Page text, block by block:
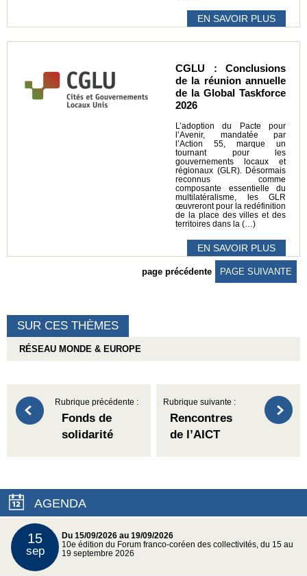
EN SAVOIR PLUS
CGLU : Conclusions
de la réunion annuelle
de la Global Taskforce
2026
L’adoption du Pacte pour
l’Avenir, mandatée par
l’Action 55, marque un
tournant pour les
gouvernements locaux et
régionaux (GLR). Désormais
reconnus comme
composante essentielle du
multilatéralisme, les GLR
œuvreront pour la redéfinition
de la place des villes et des
territoires dans la (…)
EN SAVOIR PLUS
page précédente PAGE SUIVANTE
SUR CES THÈMES
RÉSEAU MONDE & EUROPE
Rubrique précédente :
Fonds de
solidarité
Rubrique suivante :
Rencontres
de l’AICT
AGENDA
15
sep
Du 15/09/2026 au 19/09/2026
10e édition du Forum franco-coréen des collectivités, du 15 au
19 septembre 2026